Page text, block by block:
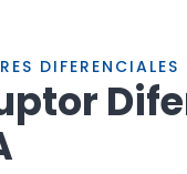
DIFERENCIALES